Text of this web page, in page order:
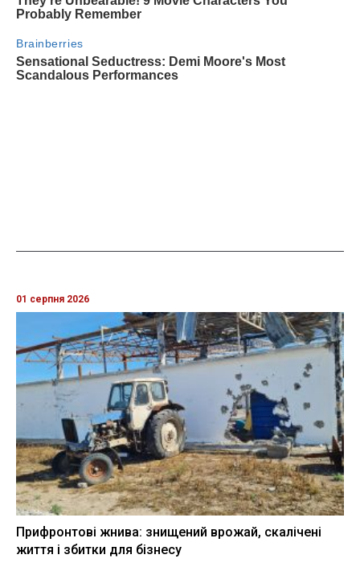
01 серпня 2026
Прифронтові жнива: знищений врожай, скалічені
життя і збитки для бізнесу